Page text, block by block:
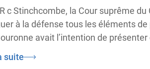
c Stinchcombe, la Cour suprême du
à la défense tous les éléments
avait l’intention de
suite